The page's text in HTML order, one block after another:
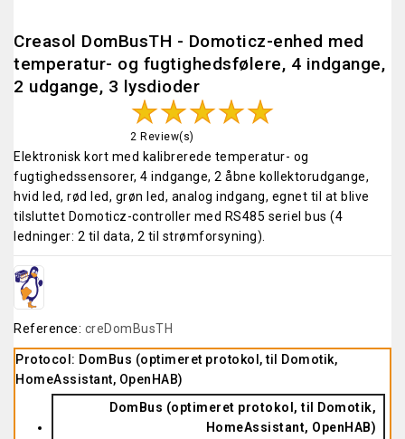
Creasol DomBusTH - Domoticz-enhed med
temperatur- og fugtighedsfølere, 4 indgange,
2 udgange, 3 lysdioder
2 Review(s)
Elektronisk kort med kalibrerede temperatur- og
fugtighedssensorer, 4 indgange, 2 åbne kollektorudgange,
hvid led, rød led, grøn led, analog indgang, egnet til at blive
tilsluttet Domoticz-controller med RS485 seriel bus (4
ledninger: 2 til data, 2 til strømforsyning).
Reference: creDomBusTH
Protocol: DomBus (optimeret protokol, til Domotik,
HomeAssistant, OpenHAB)
DomBus (optimeret protokol, til Domotik,
HomeAssistant, OpenHAB)